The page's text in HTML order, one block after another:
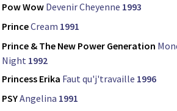
Pow Wow Devenir Cheyenne 1993
PrinceCream 1991
Prince & The New Power Generation
Night 1992
Princess Erika Faut qu'j'travaille 1996
PSYAngelina 1991